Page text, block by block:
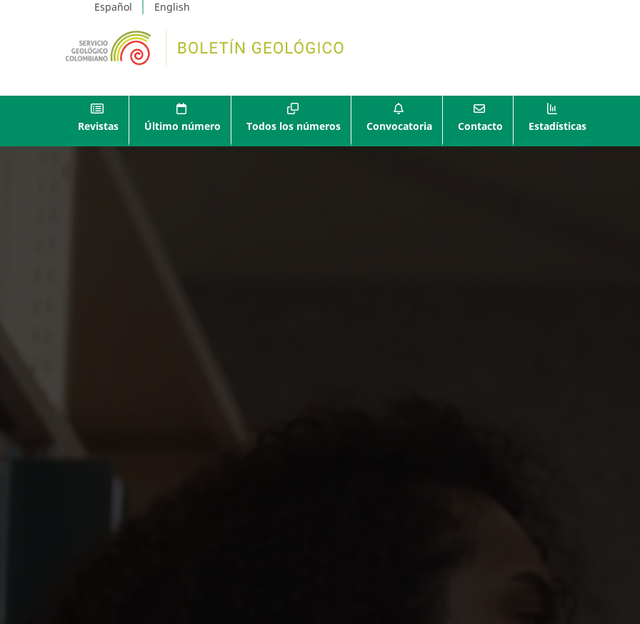
Español English
Revistas Último número Todos los números Convocatoria Contacto Estadísticas